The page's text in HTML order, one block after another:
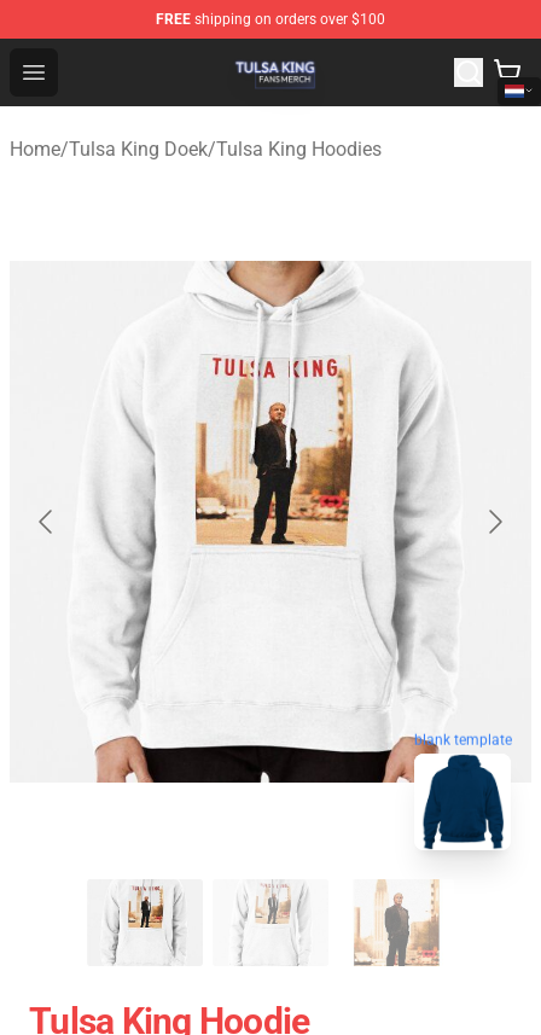
FREE shipping on orders over $100
Open menu
Tulsa King Shop - Official Tulsa King Merchandise Store
Home/Tulsa King Doek/Tulsa King Hoodies
blank template
Tulsa King Hoodie